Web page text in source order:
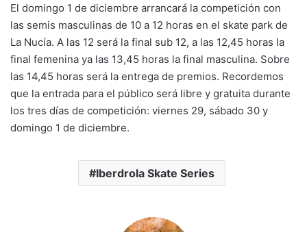
El domingo 1 de diciembre arrancará la competición con
las semis masculinas de 10 a 12 horas en el skate park de
La Nucía. A las 12 será la final sub 12, a las 12,45 horas la
final femenina ya las 13,45 horas la final masculina. Sobre
las 14,45 horas será la entrega de premios. Recordemos
que la entrada para el público será libre y gratuita durante
los tres días de competición: viernes 29, sábado 30 y
domingo 1 de diciembre.
Iberdrola Skate Series